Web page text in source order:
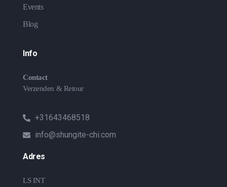
Events
Blog
Info
Contact
Verzenden & Retour
+31643468518
info@shungite-chi.com
Adres
LS INT